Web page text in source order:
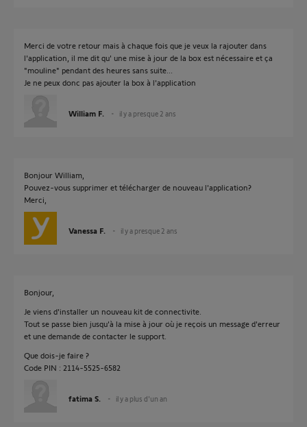
Merci de votre retour mais à chaque fois que je veux la rajouter dans
l'application, il me dit qu' une mise à jour de la box est nécessaire et ça
"mouline" pendant des heures sans suite...
Je ne peux donc pas ajouter la box à l'application
William F. il y a presque 2 ans
Bonjour William,
Pouvez-vous supprimer et télécharger de nouveau l'application?
Merci,
Vanessa F. il y a presque 2 ans
Bonjour,
Je viens d'installer un nouveau kit de connectivite.
Tout se passe bien jusqu'à la mise à jour où je reçois un message d'erreur
et une demande de contacter le support.
Que dois-je faire ?
Code PIN : 2114-5525-6582
fatima S. il y a plus d'un an